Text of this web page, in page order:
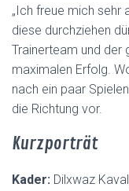
„Ich freue mich sehr
diese durchziehen
Trainerteam und der
maximalen Erfolg.
nach ein paar
die Richtung vor.
Kurzporträt
Kader: Dilxwaz